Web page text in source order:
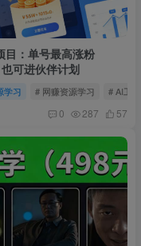
目：单号最高涨粉
可进伙伴计划
学习 # 网赚资源学习 # AI工
0 287 57